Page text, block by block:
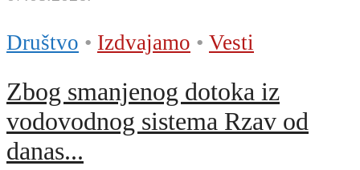
Društvo • Izdvajamo • Vesti
Zbog smanjenog dotoka iz
vodovodnog sistema Rzav od
danas...